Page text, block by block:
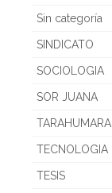
Sin categoría
SINDICATO
SOCIOLOGIA
SOR JUANA
TARAHUMARA
TECNOLOGIA
TESIS